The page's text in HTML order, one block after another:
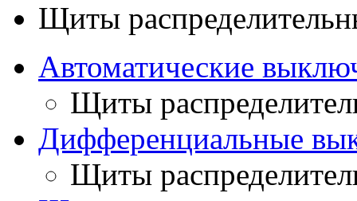
Щиты
Автоматические
Щиты
Дифференциальные
Щиты